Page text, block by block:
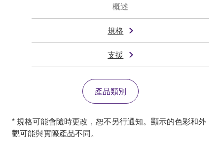
概述
規格
支援
產品類別
* 規格可能會隨時更改，恕不另行通知。顯示的色彩和外
觀可能與實際產品不同。